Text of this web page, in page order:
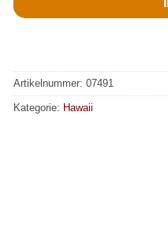
Artikelnummer: 07491
Kategorie: Hawaii